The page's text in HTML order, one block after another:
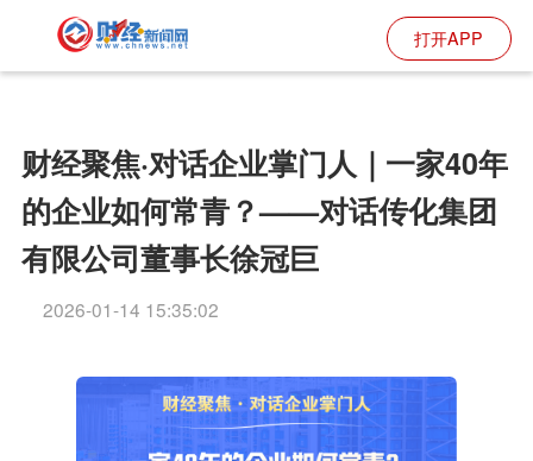
打开APP
财经聚焦·对话企业掌门人｜一家40年
的企业如何常青？——对话传化集团
有限公司董事长徐冠巨
2026-01-14 15:35:02